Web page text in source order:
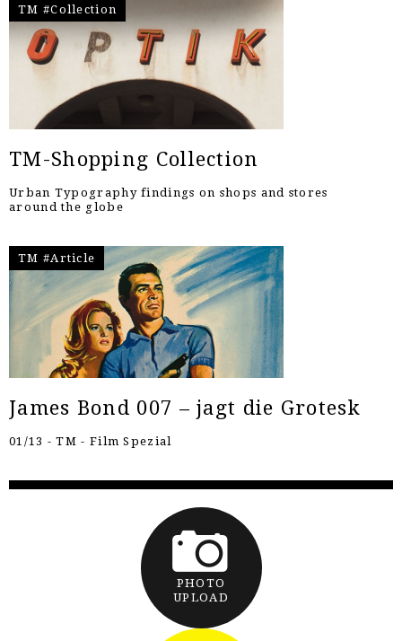
TM #Collection
TM-Shopping Collection
Urban Typography findings on shops and stores
around the globe
TM #Article
James Bond 007 – jagt die Grotesk
01/13 - TM - Film Spezial
PHOTO
UPLOAD